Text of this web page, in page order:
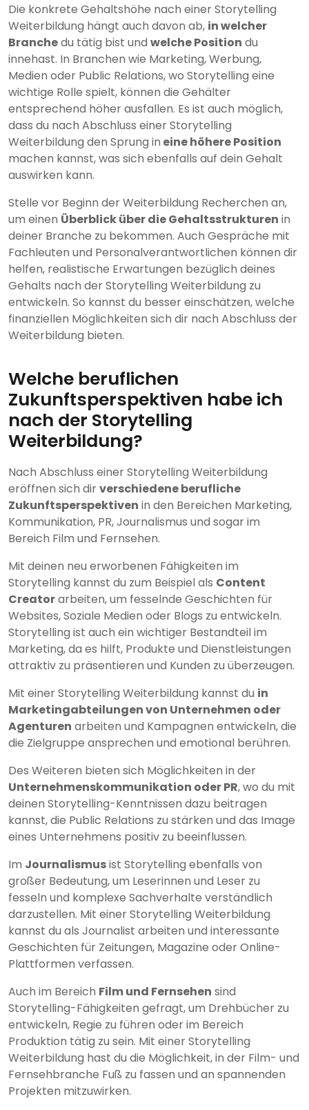
Die konkrete Gehaltshöhe nach einer Storytelling
Weiterbildung hängt auch davon ab, in welcher
Branchedu tätig bist und welche Position du
innehast. In Branchen wie Marketing, Werbung,
Medien oder Public Relations, wo Storytelling eine
wichtige Rolle spielt, können die Gehälter
entsprechend höher ausfallen. Es ist auch möglich,
dass du nach Abschluss einer Storytelling
Weiterbildung den Sprung in eine höhere Position
machen kannst, was sich ebenfalls auf dein Gehalt
auswirken kann.
Stelle vor Beginn der Weiterbildung Recherchen an,
um einen Überblick über die Gehaltsstrukturen in
deiner Branche zu bekommen. Auch Gespräche mit
Fachleuten und Personalverantwortlichen können dir
helfen, realistische Erwartungen bezüglich deines
Gehalts nach der Storytelling Weiterbildung zu
entwickeln. So kannst du besser einschätzen, welche
finanziellen Möglichkeiten sich dir nach Abschluss der
Weiterbildung bieten.
Welche beruflichen
Zukunftsperspektiven habe ich
nach der Storytelling
Weiterbildung?
Nach Abschluss einer Storytelling Weiterbildung
eröffnen sich dirverschiedene berufliche
Zukunftsperspektiven in den Bereichen Marketing,
Kommunikation, PR, Journalismus und sogar im
Bereich Film und Fernsehen.
Mit deinen neu erworbenen Fähigkeiten im
Storytelling kannst du zum Beispiel als Content
Creatorarbeiten, um fesselnde Geschichten für
Websites, Soziale Medien oder Blogs zu entwickeln.
Storytelling ist auch ein wichtiger Bestandteil im
Marketing, da es hilft, Produkte und Dienstleistungen
attraktiv zu präsentieren und Kunden zu überzeugen.
Mit einer Storytelling Weiterbildung kannst du in
Marketingabteilungen von Unternehmen oder
Agenturen arbeiten und Kampagnen entwickeln, die
die Zielgruppe ansprechen und emotional berühren.
Des Weiteren bieten sich Möglichkeiten in der
Unternehmenskommunikation oder PR, wo du mit
deinen Storytelling-Kenntnissen dazu beitragen
kannst, die Public Relations zu stärken und das Image
eines Unternehmens positiv zu beeinflussen.
Im Journalismusist Storytelling ebenfalls von
großer Bedeutung, um Leserinnen und Leser zu
fesseln und komplexe Sachverhalte verständlich
darzustellen. Mit einer Storytelling Weiterbildung
kannst du als Journalist arbeiten und interessante
Geschichten für Zeitungen, Magazine oder Online-
Plattformen verfassen.
Auch im Bereich Film und Fernsehen sind
Storytelling-Fähigkeiten gefragt, um Drehbücher zu
entwickeln, Regie zu führen oder im Bereich
Produktion tätig zu sein. Mit einer Storytelling
Weiterbildung hast du die Möglichkeit, in der Film- und
Fernsehbranche Fuß zu fassen und an spannenden
Projekten mitzuwirken.